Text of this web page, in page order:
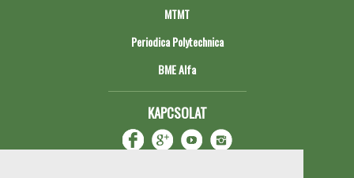
MTMT
Periodica Polytechnica
BME Alfa
KAPCSOLAT